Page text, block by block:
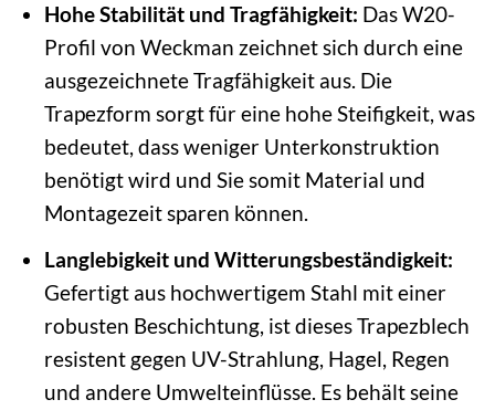
Hohe Stabilität und Tragfähigkeit: Das W20-
Profil von Weckman zeichnet sich durch eine
ausgezeichnete Tragfähigkeit aus. Die
Trapezform sorgt für eine hohe Steifigkeit, was
bedeutet, dass weniger Unterkonstruktion
benötigt wird und Sie somit Material und
Montagezeit sparen können.
Langlebigkeit und Witterungsbeständigkeit:
Gefertigt aus hochwertigem Stahl mit einer
robusten Beschichtung, ist dieses Trapezblech
resistent gegen UV-Strahlung, Hagel, Regen
und andere Umwelteinflüsse. Es behält seine